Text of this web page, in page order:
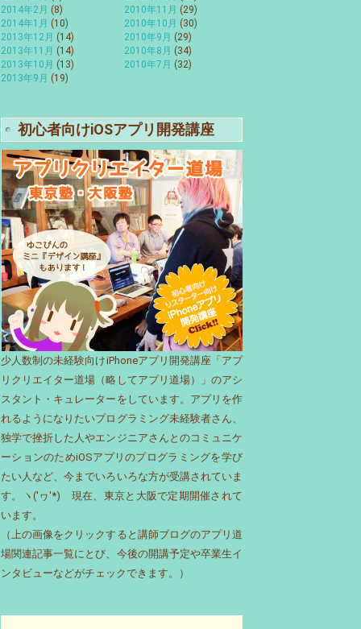
2014年2月 (8)
2014年1月 (10)
2013年12月 (14)
2013年11月 (14)
2013年10月 (13)
2013年9月 (19)
2010年11月 (29)
2010年10月 (30)
2010年9月 (29)
2010年8月 (34)
2010年7月 (32)
初心者向けiOSアプリ開発講座
少人数制の未経験向けiPhoneアプリ開発講座「アプ
リクリエイター道場（略してアプリ道場）」のアシ
スタント・キュレーターをしています。アプリを作
れるようになりたいプログラミング未経験者さん、
独学で挫折した人やエンジニアさんとのコミュニケ
ーションのためiOSアプリのプログラミングを学び
たい人など、今までいろいろな方が受講されていま
す。ヽ('ヮ'*)ゝ現在、東京と大阪で定期開催されて
います。
（上の画像をクリックすると講師ブログのアプリ道
場関連記事一覧にとび、今後の開講予定や卒業生イ
ンタビューなどがチェックできます。）